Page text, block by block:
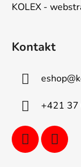
KOLEX -
Kontakt
eshop@
+421